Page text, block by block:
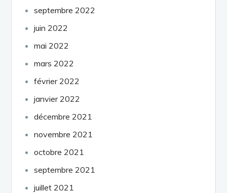
septembre 2022
juin 2022
mai 2022
mars 2022
février 2022
janvier 2022
décembre 2021
novembre 2021
octobre 2021
septembre 2021
juillet 2021